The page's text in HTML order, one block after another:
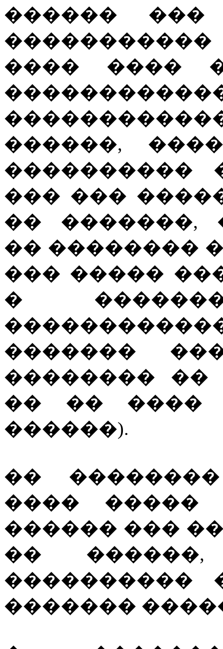
������ ���
���� ����
������,
����������
��� ���
�� �������,
�� ��������
��� �����
�
�������
�������� ��
�� �� ����
������).
��
���� �����
������ ���
��
����������
�������